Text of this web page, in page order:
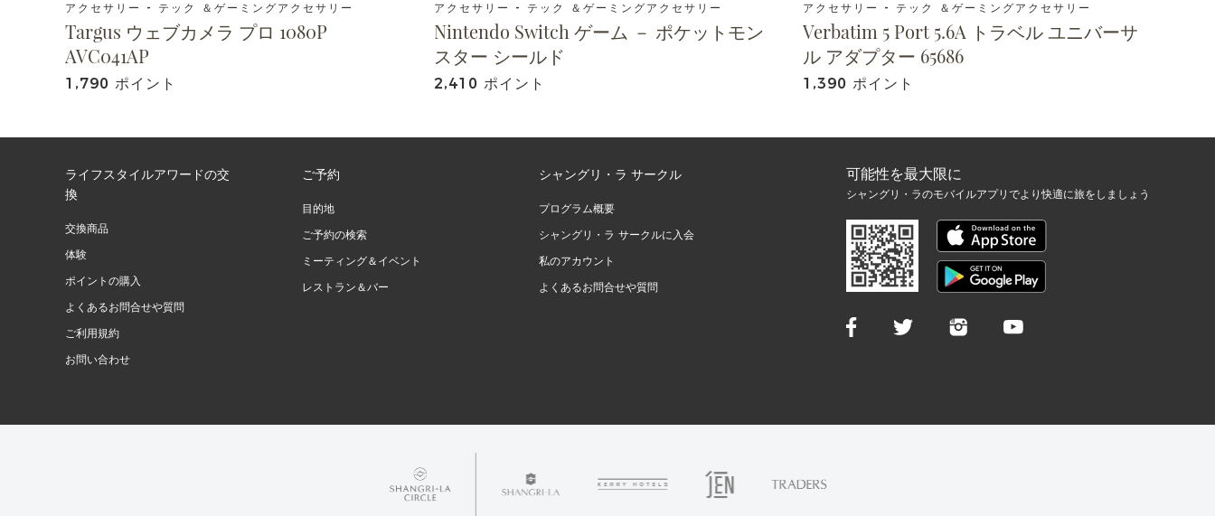
アクセサリー - テック ＆ゲーミングアクセサリー
Targus ウェブカメラ プロ 1080P
AVC041AP
1,790 ポイント
アクセサリー - テック ＆ゲーミングアクセサリー
Nintendo Switch ゲーム － ポケットモン
スター シールド
2,410 ポイント
アクセサリー - テック ＆ゲーミングアクセサリー
Verbatim 5 Port 5.6A トラベル ユニバーサ
ル アダプター 65686
1,390 ポイント
ライフスタイルアワードの交
換
交換商品
体験
ポイントの購入
よくあるお問合せや質問
ご利用規約
お問い合わせ
ご予約
目的地
ご予約の検索
ミーティング＆イベント
レストラン＆バー
シャングリ・ラ サークル
プログラム概要
シャングリ・ラ サークルに入会
私のアカウント
よくあるお問合せや質問
可能性を最大限に
シャングリ・ラのモバイルアプリでより快適に旅をしましょう